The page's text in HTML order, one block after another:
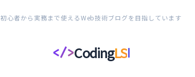
初心者から実務まで使えるWeb技術ブログを目指しています
</>CodingLS
コ